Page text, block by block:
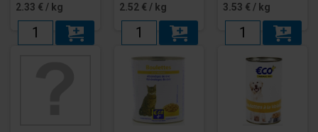
2.33 € / kg 2.52 € / kg 3.53 € / kg